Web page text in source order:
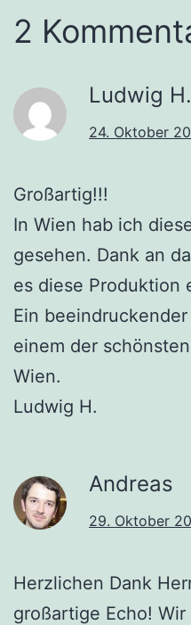
2
Ludwig H.
24. Oktober
Großartig!!!
In Wien hab ich
gesehen. Dank an
es diese Produktion
Ein
einem der
Wien.
Ludwig H.
Andreas
29. Oktober
Herzlichen Dank
großartige Echo!